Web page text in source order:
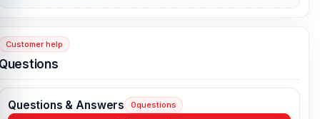
Customer help
Questions & Answers 0questions